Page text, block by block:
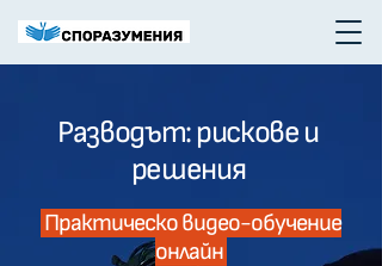
Разводът: рискове и
решения
Практическо видео-обучение
онлайн